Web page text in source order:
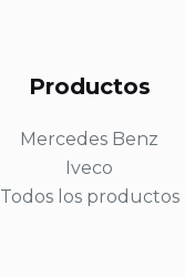
Productos
Mercedes Benz
Iveco
Todos los productos